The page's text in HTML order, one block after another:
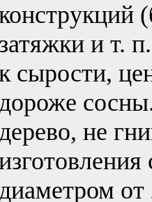
затяжки и т.
сырости,
не
от